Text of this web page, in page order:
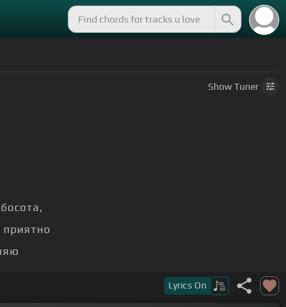
ShowTuner
приятно
Lyrics On